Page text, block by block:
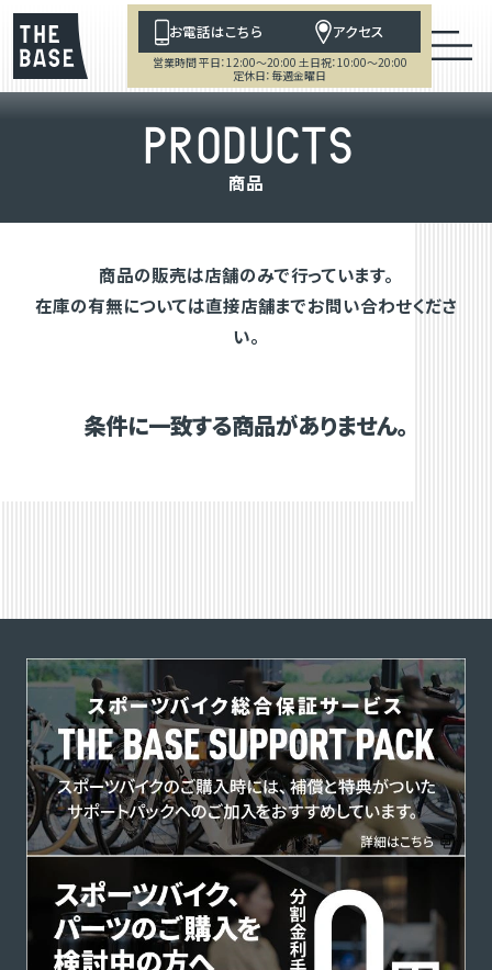
お電話はこちら アクセス
営業時間 平日：12:00～20:00 土日祝：10:00～20:00
定休日：毎週金曜日
PRODUCTS
商品
商品の販売は店舗のみで行っています。
在庫の有無については直接店舗までお問い合わせくださ
い。
条件に一致する商品がありません。